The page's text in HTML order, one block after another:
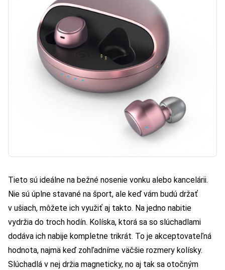
Tieto sú ideálne na bežné nosenie vonku alebo kancelárii.
Nie sú úplne stavané na šport, ale keď vám budú držať
v ušiach, môžete ich využiť aj takto. Na jedno nabitie
vydržia do troch hodín. Kolíska, ktorá sa so slúchadlami
dodáva ich nabije kompletne trikrát. To je akceptovateľná
hodnota, najmä keď zohľadníme väčšie rozmery kolísky.
Slúchadlá v nej držia magneticky, no aj tak sa otočným